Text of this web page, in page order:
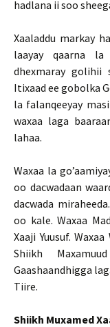
hadlana ii soo
Xaaladdu markay
laayay qaarna la
dhexmaray golihii
Itixaad ee gobolka
la falanqeeyay
waxaa laga
lahaa.
Waxaa la
oo dacwadaan
dacwada
oo kale. Waxaa
Xaaji Yuusuf.
Shiikh
Gaashaandhigga
Tiire.
Shiikh Muxamed